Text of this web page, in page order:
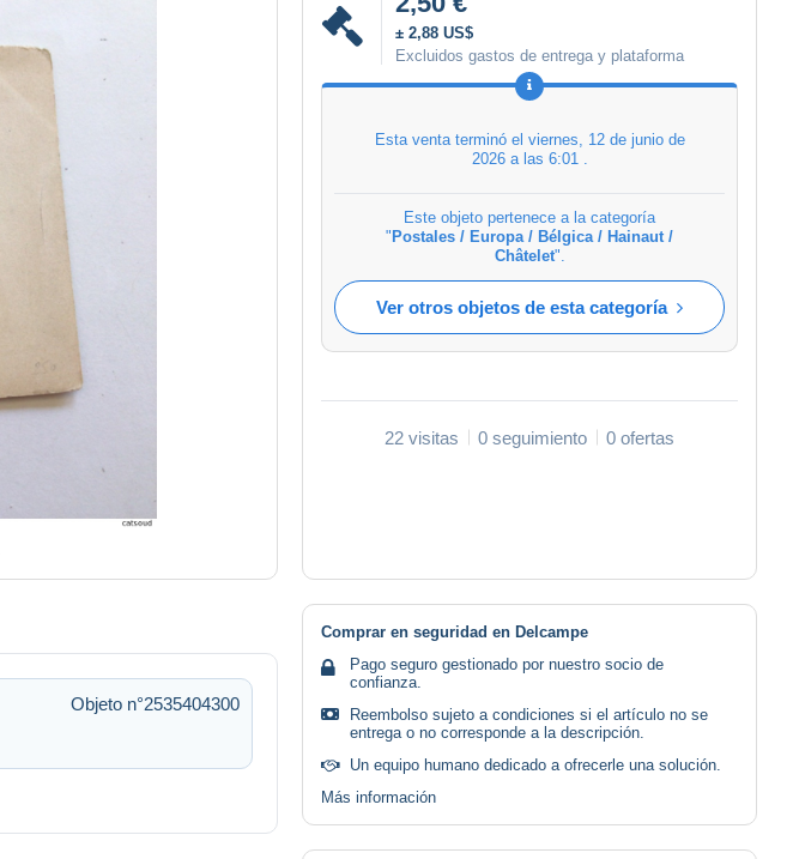
± 2,88 US$
Excluidos gastos de entrega y plataforma
Esta venta terminó el viernes, 12 de junio de
2026 a las 6:01
Este objeto pertenece a la categoría
" Postales / Europa / Bélgica / Hainaut /
Châtelet".
Ver otros objetos de esta categoría
22 visitas 0 seguimiento 0 ofertas
Objeto n°2535404300
Comprar en seguridad en Delcampe
Pago seguro gestionado por nuestro socio de
confianza.
Reembolso sujeto a condiciones si el artículo no se
entrega o no corresponde a la descripción.
Un equipo humano dedicado a ofrecerle una solución.
Más información